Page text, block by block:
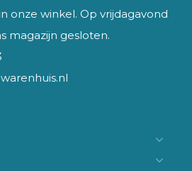
onze winkel. Op vrijdagavond
magazijn gesloten.